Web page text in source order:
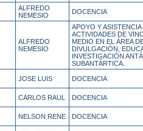
ALFREDO
NEMESIO
DOCENCIA
ALFREDO
NEMESIO
APOYO Y
ACTIVIDADES DE
MEDIO EN EL ÁREA
DIVULGACIÓN,
INVESTIGACIÓN
SUBANTÁRTICA.
JOSE LUIS DOCENCIA
CARLOS RAUL DOCENCIA
NELSON RENE DOCENCIA